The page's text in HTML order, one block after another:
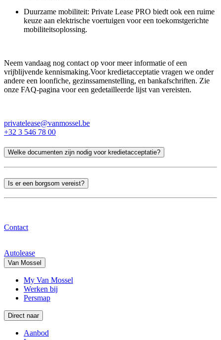
Duurzame mobiliteit: Private Lease PRO biedt ook een ruime
keuze aan elektrische voertuigen voor een toekomstgerichte
mobiliteitsoplossing.
Neem vandaag nog contact op voor meer informatie of een
vrijblijvende kennismaking.Voor kredietacceptatie vragen we onder
andere een loonfiche, gezinssamenstelling, en bankafschriften. Zie
onze FAQ-pagina voor een gedetailleerde lijst van vereisten.
privatelease@vanmossel.be
+32 3 546 78 00
Welke documenten zijn nodig voor kredietacceptatie?
Is er een borgsom vereist?
Contact
Autolease
Van Mossel
My Van Mossel
Werken bij
Persmap
Direct naar
Aanbod